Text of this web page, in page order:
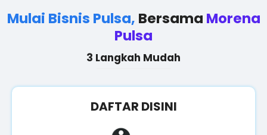
Mulai Bisnis Pulsa, Bersama Morena
Pulsa
3 Langkah Mudah
DAFTAR DISINI